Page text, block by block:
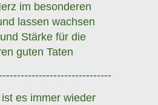
im besonderen
lassen wachsen
Stärke für die
guten Taten
es immer wieder